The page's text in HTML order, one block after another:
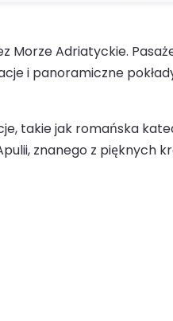
Morze Adriatyckie.
i panoramiczne
takie jak romańska
znanego z pięknych